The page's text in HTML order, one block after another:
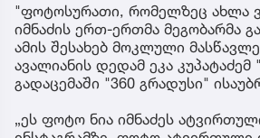
"ფოტოსურათი, რომელზეც ახლა
იმნაძის ერთ-ერთმა მეგობარმა
ამის შესახებ მოკლული
ავალიანის დედამ ეკა კუპატაძემ
გადაცემაში "360 გრადუსი"
„ეს ფოტო ნია იმნაძეს